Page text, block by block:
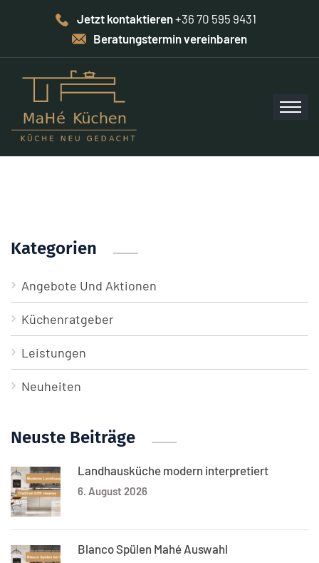
Jetzt kontaktieren+36 70 595 9431
Beratungstermin vereinbaren
Kategorien
Angebote Und Aktionen
Küchenratgeber
Leistungen
Neuheiten
Neuste Beiträge
Landhausküche modern interpretiert
6. August 2026
Blanco Spülen Mahé Auswahl